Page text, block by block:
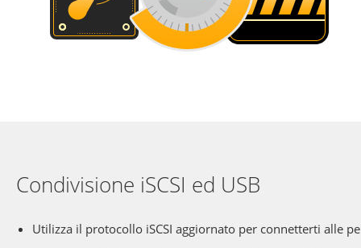
Condivisione iSCSI ed USB
Utilizza il protocollo iSCSI aggiornato per connetterti alle